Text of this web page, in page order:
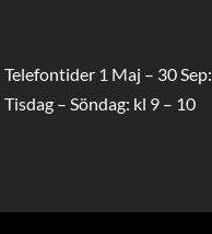
Telefontider 1 Maj – 30 Sep:
Tisdag – Söndag: kl 9 – 10